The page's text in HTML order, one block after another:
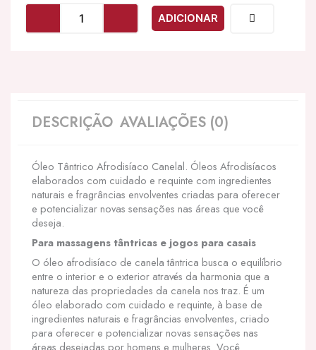
EROS-
NATURAL
E
30
ML
ADICIONAR
DESCRIÇÃO AVALIAÇÕES (0)
Óleo Tântrico Afrodisíaco Canelal. Óleos Afrodisíacos
elaborados com cuidado e requinte com ingredientes
naturais e fragrâncias envolventes criadas para oferecer
e potencializar novas sensações nas áreas que você
deseja.
Para massagens tântricas e jogos para casais
O óleo afrodisíaco de canela tântrica busca o equilíbrio
entre o interior e o exterior através da harmonia que a
natureza das propriedades da canela nos traz. É um
óleo elaborado com cuidado e requinte, à base de
ingredientes naturais e fragrâncias envolventes, criado
para oferecer e potencializar novas sensações nas
áreas desejadas por homens e mulheres. Você